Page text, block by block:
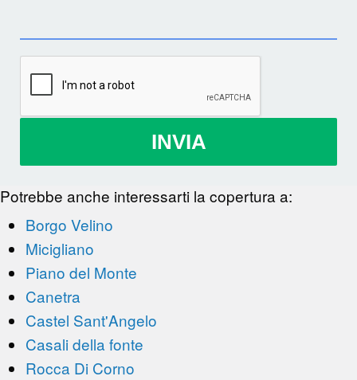
INVIA
Potrebbe anche interessarti la copertura a:
Borgo Velino
Micigliano
Piano del Monte
Canetra
Castel Sant'Angelo
Casali della fonte
Rocca Di Corno